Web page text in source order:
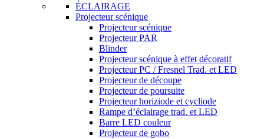
ÉCLAIRAGE
Projecteur scénique
Projecteur scénique
Projecteur PAR
Blinder
Projecteur scénique à effet décoratif
Projecteur PC / Fresnel Trad. et LED
Projecteur de découpe
Projecteur de poursuite
Projecteur horiziode et cycliode
Rampe d’éclairage trad. et LED
Barre LED couleur
Projecteur de gobo